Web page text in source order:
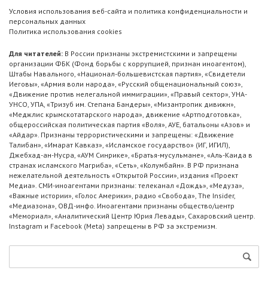
Условия использования веб-сайта и политика конфиденциальности и
персональных данных
Политика использования cookies
Для читателей: В России признаны экстремистскими и запрещены
организации ФБК (Фонд борьбы с коррупцией, признан иноагентом),
Штабы Навального, «Национал-большевистская партия», «Свидетели
Иеговы», «Армия воли народа», «Русский общенациональный союз»,
«Движение против нелегальной иммиграции», «Правый сектор», УНА-
УНСО, УПА, «Тризуб им. Степана Бандеры», «Мизантропик дивижн»,
«Меджлис крымскотатарского народа», движение «Артподготовка»,
общероссийская политическая партия «Воля», АУЕ, батальоны «Азов» и
«Айдар». Признаны террористическими и запрещены: «Движение
Талибан», «Имарат Кавказ», «Исламское государство» (ИГ, ИГИЛ),
Джебхад-ан-Нусра, «АУМ Синрике», «Братья-мусульмане», «Аль-Каида в
странах исламского Магриба», «Сеть», «Колумбайн». В РФ признана
нежелательной деятельность «Открытой России», издания «Проект
Медиа». СМИ-иноагентами признаны: телеканал «Дождь», «Медуза»,
«Важные истории», «Голос Америки», радио «Свобода», The Insider,
«Медиазона», ОВД-инфо. Иноагентами признаны общество/центр
«Мемориал», «Аналитический Центр Юрия Левады», Сахаровский центр.
Instagram и Facebook (Metа) запрещены в РФ за экстремизм.